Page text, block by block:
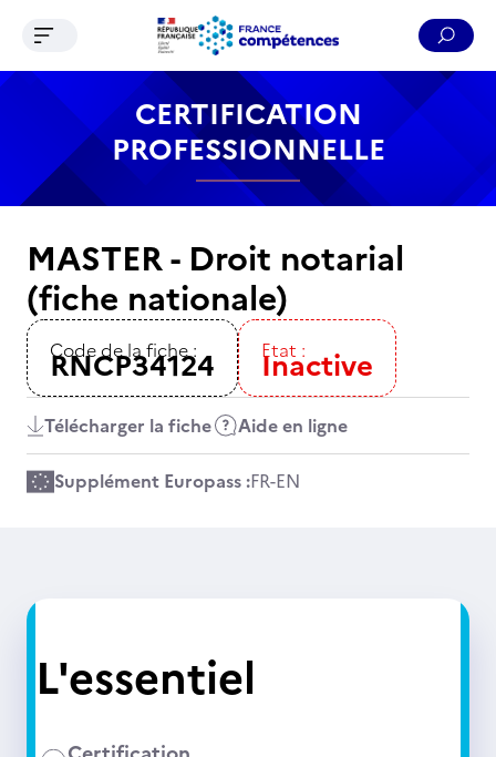
Contenu Recherche Menu Pied de page
Ouvrir le menu de navigation
CERTIFICATION
PROFESSIONNELLE
MASTER - Droit notarial
(fiche nationale)
Code de la fiche :
RNCP34124 Etat :
Inactive
Télécharger la fiche Aide en ligne
Supplément Europass :FR-EN
L'essentiel